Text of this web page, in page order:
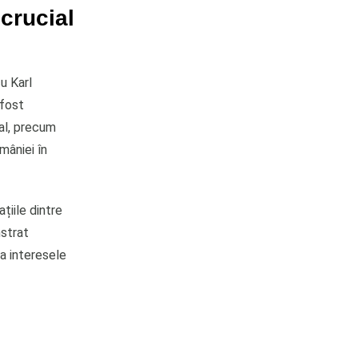
Karl
precum
în
dintre
interesele